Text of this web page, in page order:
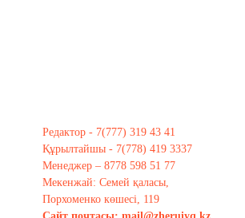
Редактор - 7(777) 319 43 41
Құрылтайшы - 7(778) 419 3337
Менеджер – 8778 598 51 77
Мекенжай: Семей қаласы,
Порхоменко көшесі, 119